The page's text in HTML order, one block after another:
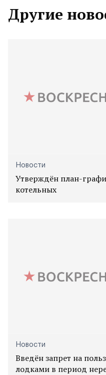
Другие
Новости
Утверждён план-
котельных
Новости
Введён запрет на
лодками в период